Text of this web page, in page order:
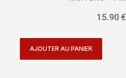
15.90€
AJOUTER AU PANIER